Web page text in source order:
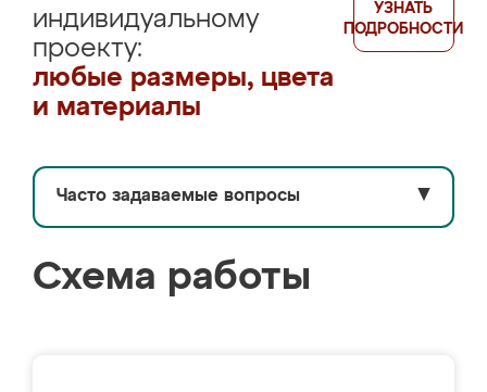
индивидуальному
проекту:
любые размеры, цвета
и материалы
УЗНАТЬ
ПОДРОБНОСТИ
Часто задаваемые вопросы ▼
Схема работы